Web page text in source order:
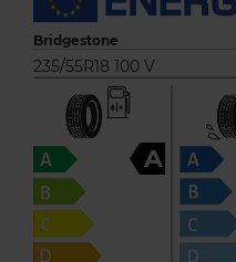
Bridgestone
235/55R18 100 V
A